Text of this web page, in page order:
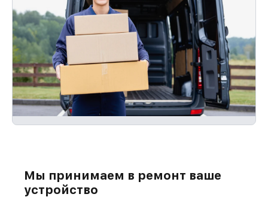
Мы принимаем в ремонт ваше
устройство